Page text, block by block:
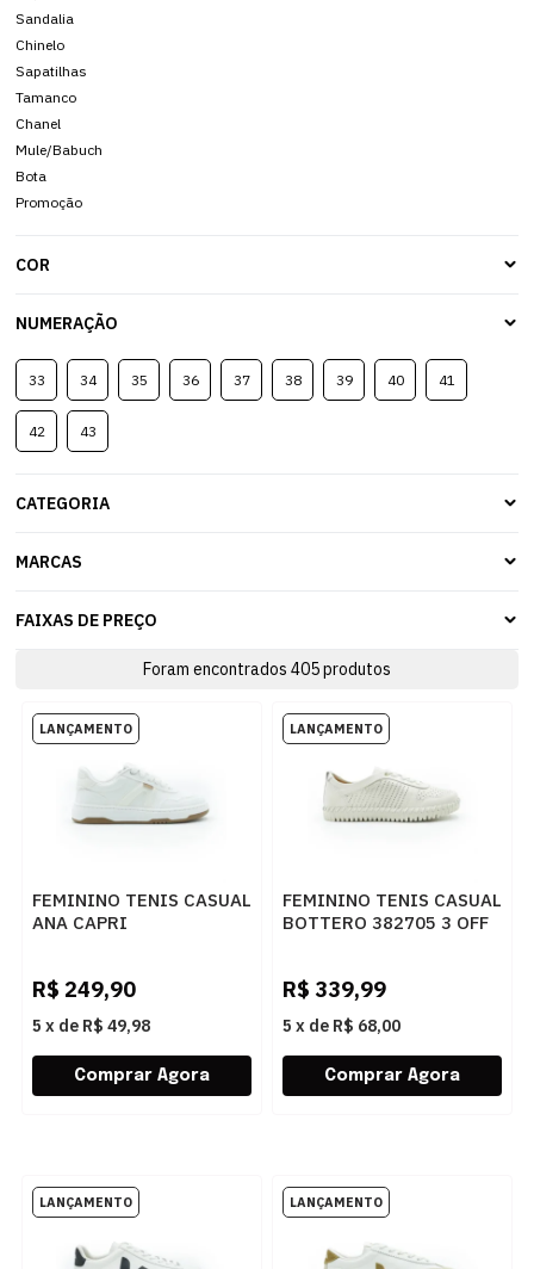
Sandalia
Chinelo
Sapatilhas
Tamanco
Chanel
Mule/Babuch
Bota
Promoção
COR
NUMERAÇÃO
33 34 35 36 37 38 39 40 41
42 43
CATEGORIA
MARCAS
FAIXAS DE PREÇO
Foram encontrados 405produtos
FEMININO TENIS CASUAL
ANA CAPRI
R$ 249,90
5 x de R$ 49,98
FEMININO TENIS CASUAL
BOTTERO 382705 3 OFF
R$ 339,99
5 x de R$ 68,00